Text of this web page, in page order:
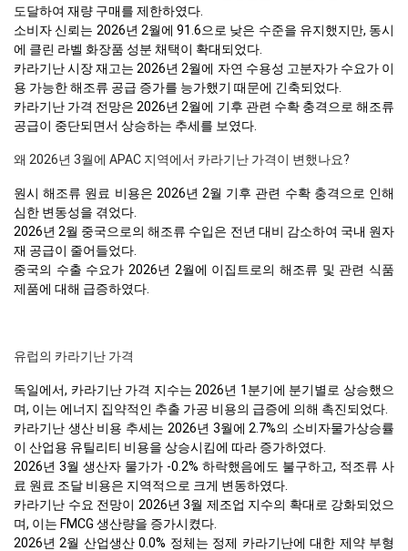
도달하여 재량 구매를 제한하였다.
소비자 신뢰는 2026년 2월에 91.6으로 낮은 수준을 유지했지만, 동시
에 클린 라벨 화장품 성분 채택이 확대되었다.
카라기난 시장 재고는 2026년 2월에 자연 수용성 고분자가 수요가 이
용 가능한 해조류 공급 증가를 능가했기 때문에 긴축되었다.
카라기난 가격 전망은 2026년 2월에 기후 관련 수확 충격으로 해조류
공급이 중단되면서 상승하는 추세를 보였다.
왜 2026년 3월에 APAC 지역에서 카라기난 가격이 변했나요?
원시 해조류 원료 비용은 2026년 2월 기후 관련 수확 충격으로 인해
심한 변동성을 겪었다.
2026년 2월 중국으로의 해조류 수입은 전년 대비 감소하여 국내 원자
재 공급이 줄어들었다.
중국의 수출 수요가 2026년 2월에 이집트로의 해조류 및 관련 식품
제품에 대해 급증하였다.
유럽의 카라기난 가격
독일에서, 카라기난 가격 지수는 2026년 1분기에 분기별로 상승했으
며, 이는 에너지 집약적인 추출 가공 비용의 급증에 의해 촉진되었다.
카라기난 생산 비용 추세는 2026년 3월에 2.7%의 소비자물가상승률
이 산업용 유틸리티 비용을 상승시킴에 따라 증가하였다.
2026년 3월 생산자 물가가 -0.2% 하락했음에도 불구하고, 적조류 사
료 원료 조달 비용은 지역적으로 크게 변동하였다.
카라기난 수요 전망이 2026년 3월 제조업 지수의 확대로 강화되었으
며, 이는 FMCG 생산량을 증가시켰다.
2026년 2월 산업생산 0.0% 정체는 정제 카라기난에 대한 제약 부형